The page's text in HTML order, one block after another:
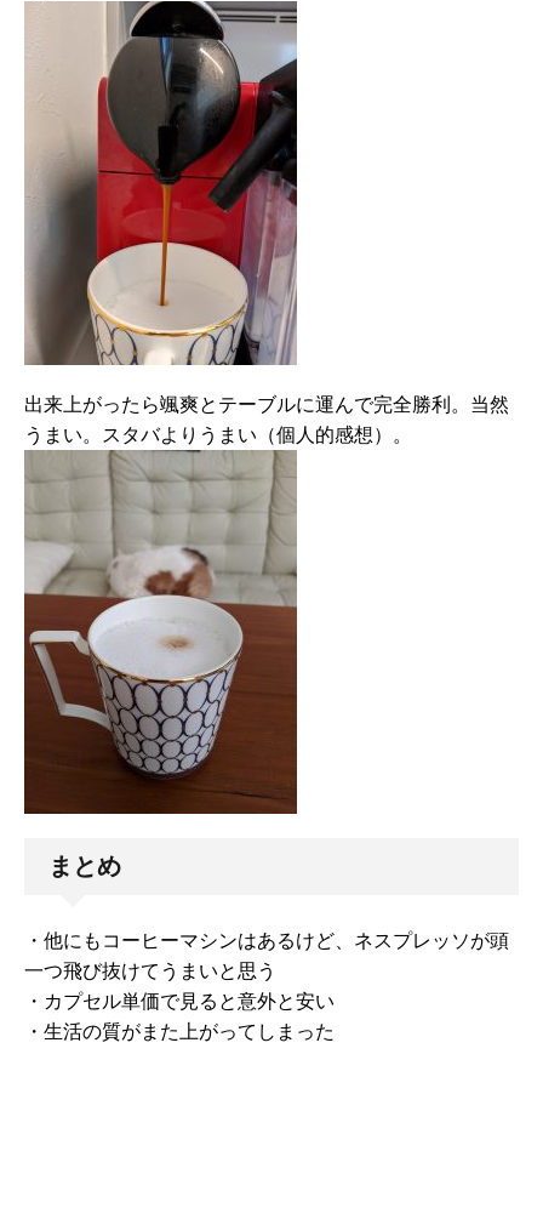
出来上がったら颯爽とテーブルに運んで完全勝利。当然
うまい。スタバよりうまい（個人的感想）。
まとめ
・他にもコーヒーマシンはあるけど、ネスプレッソが頭
一つ飛び抜けてうまいと思う
・カプセル単価で見ると意外と安い
・生活の質がまた上がってしまった